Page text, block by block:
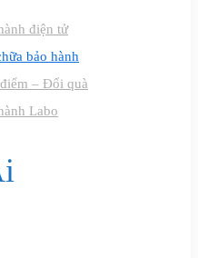
điện tử
bảo hành
– Đổi quà
Labo